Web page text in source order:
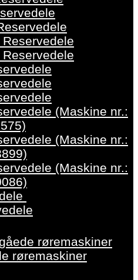
(Maskine nr.:
(Maskine nr.:
(Maskine nr.:
røremaskiner
røremaskiner